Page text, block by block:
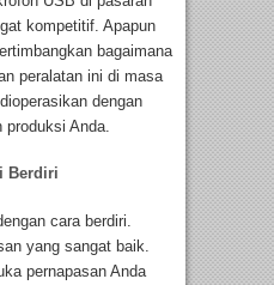
kompetitif. Apapun
bagaimana
peralatan ini di masa
dengan
Anda.
Berdiri
cara berdiri.
yang sangat baik.
pernapasan Anda